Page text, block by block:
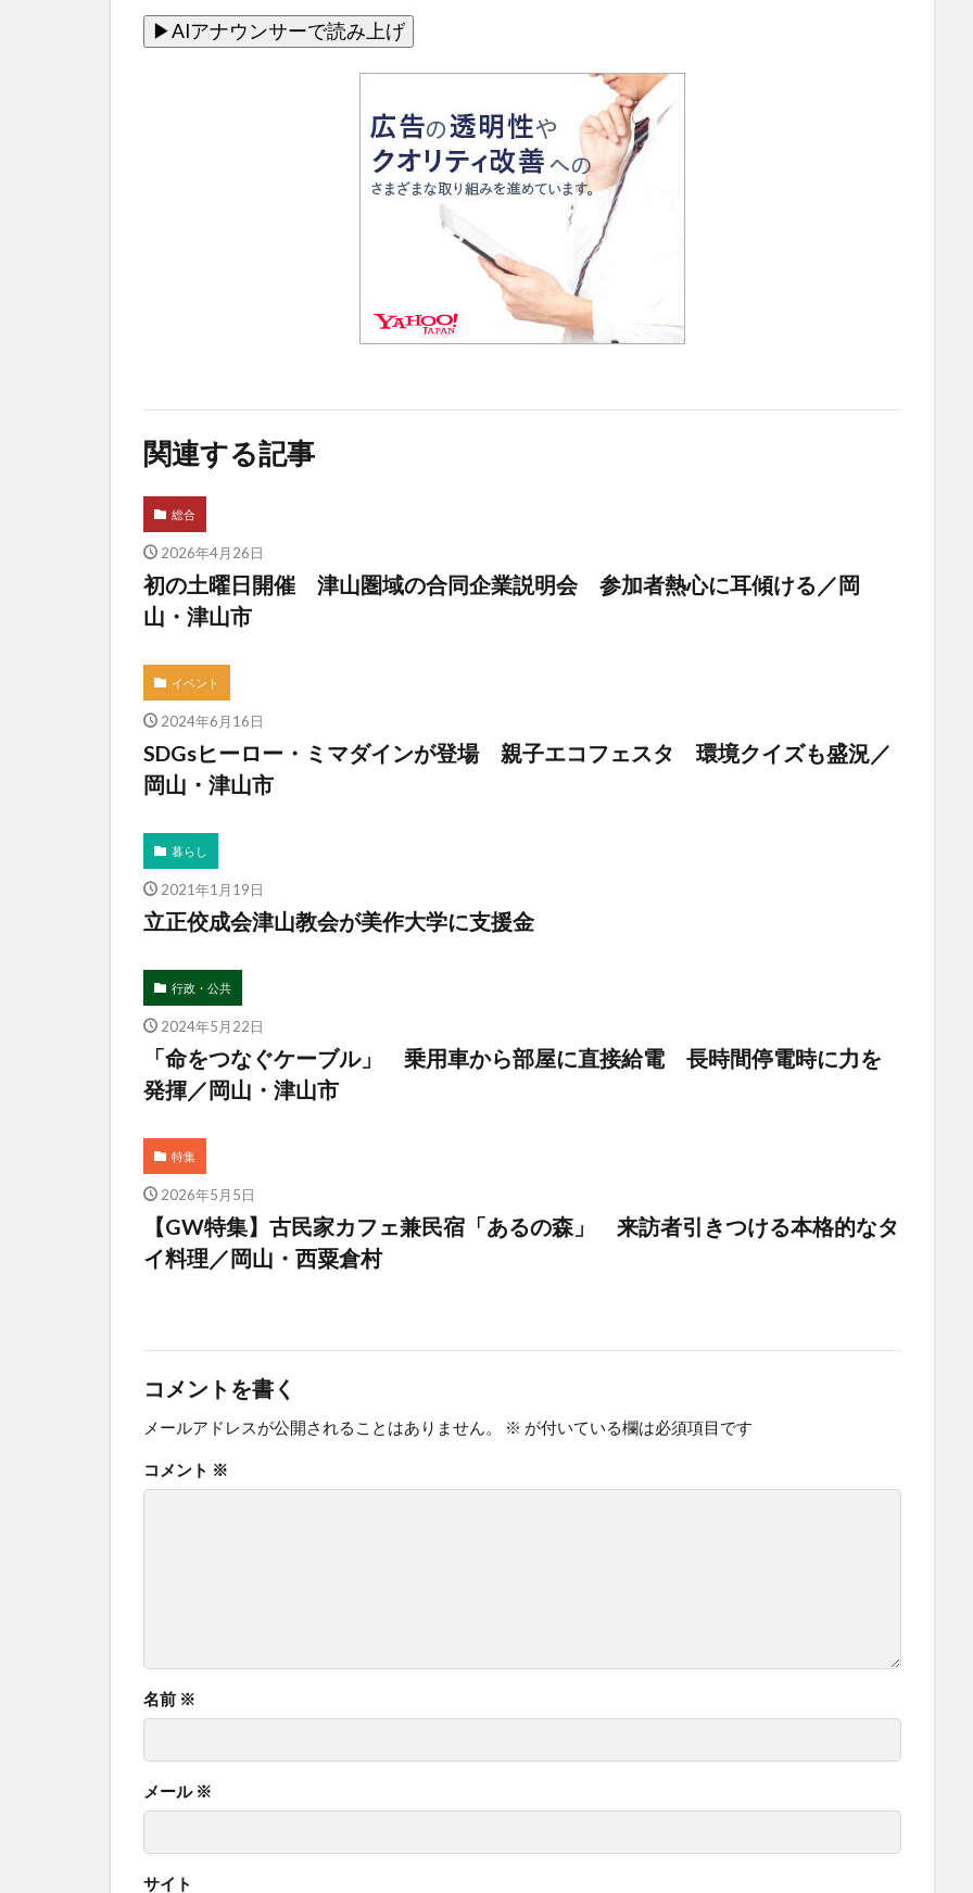
関連する記事
総合
2026年4月26日
初の土曜日開催 津山圏域の合同企業説明会 参加者熱心に耳傾ける／岡
山・津山市
イベント
2024年6月16日
SDGsヒーロー・ミマダインが登場 親子エコフェスタ 環境クイズも盛況／
岡山・津山市
暮らし
2021年1月19日
立正佼成会津山教会が美作大学に支援金
行政・公共
2024年5月22日
「命をつなぐケーブル」 乗用車から部屋に直接給電 長時間停電時に力を
発揮／岡山・津山市
特集
2026年5月5日
【GW特集】古民家カフェ兼民宿「あるの森」 来訪者引きつける本格的なタ
イ料理／岡山・西粟倉村
コメントを書く
メールアドレスが公開されることはありません。 ※ が付いている欄は必須項目です
コメント ※
名前 ※
メール ※
サイト